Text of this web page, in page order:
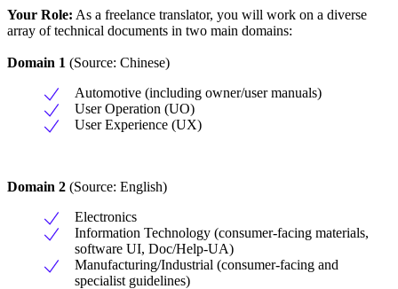
Your Role: As a freelance translator, you will work on a diverse
array of technical documents in two main domains:
Domain 1 (Source: Chinese)
Automotive (including owner/user manuals)
User Operation (UO)
User Experience (UX)
Domain 2 (Source: English)
Electronics
Information Technology (consumer-facing materials,
software UI, Doc/Help-UA)
Manufacturing/Industrial (consumer-facing and
specialist guidelines)